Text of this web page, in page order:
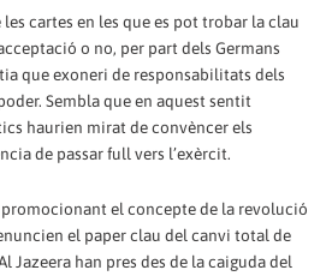
cartes en les que es pot trobar la clau
o no, per part dels Germans
que exoneri de responsabilitats dels
Sembla que en aquest sentit
haurien mirat de convèncer els
de passar full vers l’exèrcit.
el concepte de la revolució
el paper clau del canvi total de
Jazeera han pres des de la caiguda del